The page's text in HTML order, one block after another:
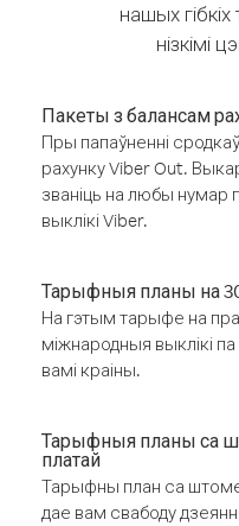
нашых
нізкімі
Пакеты з балансам
Пры папаўненні
рахунку Viber Out.
званіць на любы нумар
выклікі Viber.
Тарыфныя планы на
На гэтым тарыфе на
міжнародныя выклікі
вамі краіны.
Тарыфныя планы са
платай
Тарыфны план са
дае вам свабоду